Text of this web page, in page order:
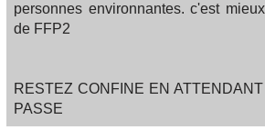
personnes environnantes. c'est
de FFP2
RESTEZ CONFINE EN
PASSE